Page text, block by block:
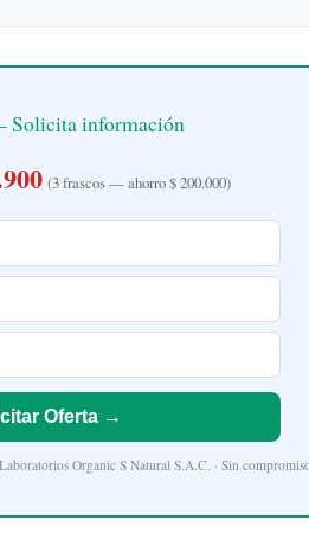
información
(3 frascos — ahorro $ 200.000)
Oferta →
Organic S Natural S.A.C. · Sin